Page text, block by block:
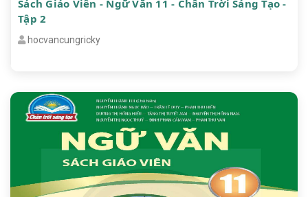
Sách Giáo Viên - Ngữ Văn 11 - Chân Trời Sáng Tạo -
Tập 2
hocvancungricky